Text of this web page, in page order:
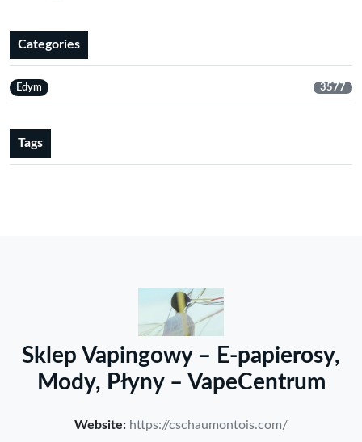
Categories
Edym 3577
Tags
Sklep Vapingowy – E-papierosy,
Mody, Płyny – VapeCentrum
Website: https://cschaumontois.com/